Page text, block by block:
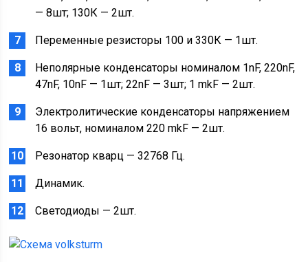
— 8шт; 130К — 2шт.
Переменные резисторы 100 и 330К — 1шт.
Неполярные конденсаторы номиналом 1nF, 220nF,
47nF, 10nF — 1шт; 22nF — 3шт; 1 mkF — 2шт.
Электролитические конденсаторы напряжением
16 вольт, номиналом 220 mkF — 2шт.
Резонатор кварц — 32768 Гц.
Динамик.
Светодиоды — 2шт.